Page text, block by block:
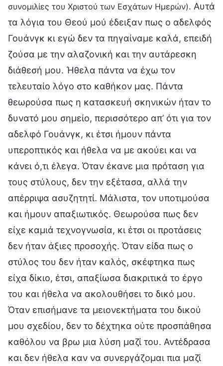
συνομιλίες του Χριστού των Εσχάτων Ημερών). Αυτά
τα λόγια του Θεού μού έδειξαν πως ο αδελφός
Γουάνγκ κι εγώ δεν τα πηγαίναμε καλά, επειδή
ζούσα με την αλαζονική και την αυτάρεσκη
διάθεσή μου. Ήθελα πάντα να έχω τον
τελευταίο λόγο στο καθήκον μας. Πάντα
θεωρούσα πως η κατασκευή σκηνικών ήταν το
δυνατό μου σημείο, περισσότερο απ’ ότι για τον
αδελφό Γουάνγκ, κι έτσι ήμουν πάντα
υπεροπτικός και ήθελα να με ακούει και να
κάνει ό,τι έλεγα. Όταν έκανε μια πρόταση για
τους στύλους, δεν την εξέτασα, αλλά την
απέρριψα ασυζητητί. Μάλιστα, τον υποτιμούσα
και ήμουν απαξιωτικός. Θεωρούσα πως δεν
είχε καμιά τεχνογνωσία, κι έτσι οι προτάσεις
δεν ήταν άξιες προσοχής. Όταν είδα πως ο
στύλος του δεν ήταν καλός, σκέφτηκα πως
είχα δίκιο, έτσι, απαξίωσα διακριτικά το έργο
του και ήθελα να ακολουθήσει το δικό μου.
Όταν επισήμανε τα μειονεκτήματα του δικού
μου σχεδίου, δεν το δέχτηκα ούτε προσπάθησα
καθόλου να βρω μια λύση μαζί του. Αντέδρασα
και δεν ήθελα καν να συνεργάζομαι πια μαζί